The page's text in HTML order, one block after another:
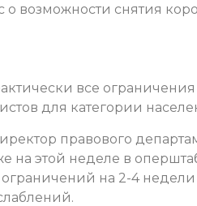
о возможности снятия
все
для категории
правового
на этой неделе в
на 2-4